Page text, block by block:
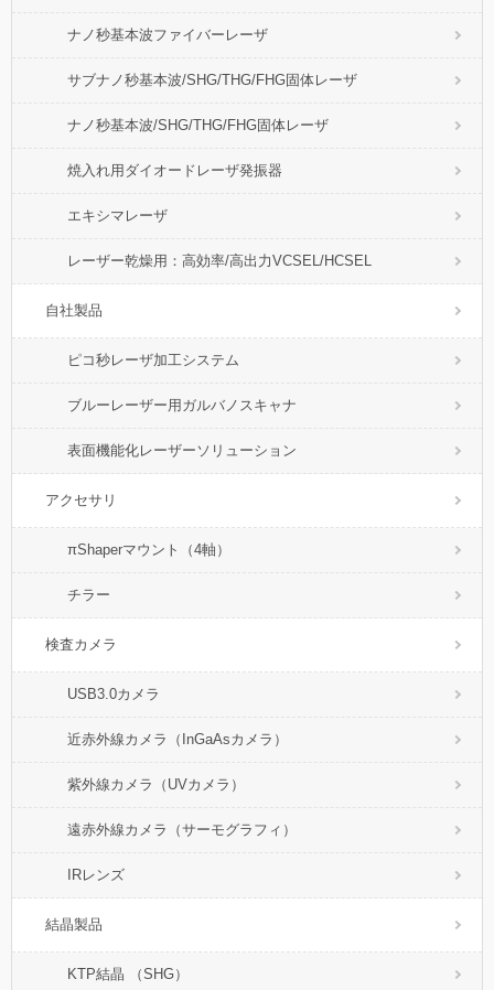
ナノ秒基本波ファイバーレーザ
サブナノ秒基本波/SHG/THG/FHG固体レーザ
ナノ秒基本波/SHG/THG/FHG固体レーザ
焼入れ用ダイオードレーザ発振器
エキシマレーザ
レーザー乾燥用：高効率/高出力VCSEL/HCSEL
自社製品
ピコ秒レーザ加工システム
ブルーレーザー用ガルバノスキャナ
表面機能化レーザーソリューション
アクセサリ
πShaperマウント（4軸）
チラー
検査カメラ
USB3.0カメラ
近赤外線カメラ（InGaAsカメラ）
紫外線カメラ（UVカメラ）
遠赤外線カメラ（サーモグラフィ）
IRレンズ
結晶製品
KTP結晶 （SHG）